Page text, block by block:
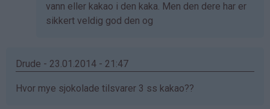
bekreftet)
vann eller kakao i den kaka. Men den dere har er
sikkert veldig god den og
Drude - 23.01.2014 - 21:47
Hvor mye sjokolade tilsvarer 3 ss kakao??